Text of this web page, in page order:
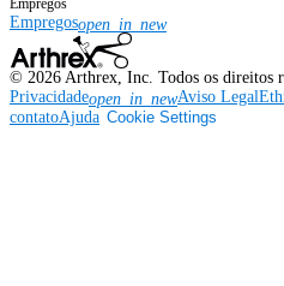
Empregos
Empregosopen_in_new
© 2026 Arthrex, Inc. Todos os direitos
Privacidadeopen_in_newAviso Legal
contatoAjuda Cookie Settings